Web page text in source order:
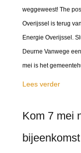
weggeweest! The
Overijssel is terug
Energie Overijssel.
Deurne Vanwege
mei is het
Lees verder
Kom 7 mei